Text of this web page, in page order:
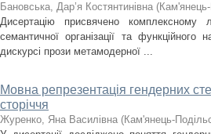
Бановська, Дар’я Костянтинівна (Кам'янець-
Дисертацію присвячено комплексному
семантичної організації та
дискурсі прози метамодерної ...
Мовна репрезентація гендерних
сторіччя
Журенко, Яна Василівна (Кам'янець-